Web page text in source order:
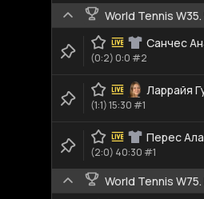
World Tennis
Санчес
(0:2) 0:0 #2
Ларрайя
(1:1) 15:30 #1
Перес
(2:0) 40:30 #1
World Tennis